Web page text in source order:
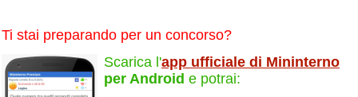
Ti stai preparando per un concorso?
Scarica l'app ufficiale di Mininterno
per Android e potrai: